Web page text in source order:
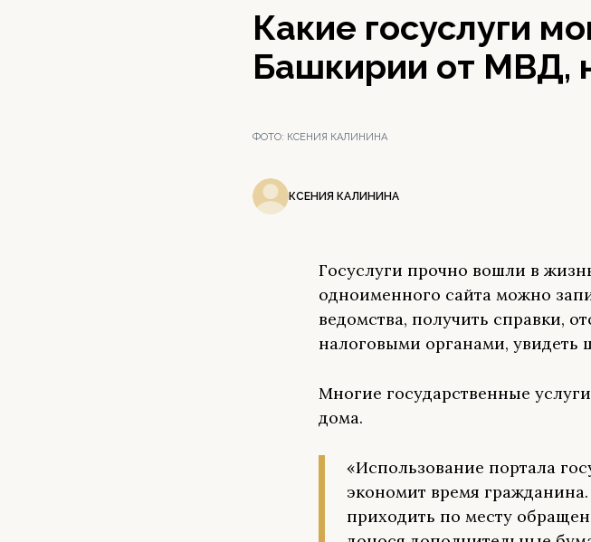
Какие госуслуги
Башкирии от МВД,
ФОТО: КСЕНИЯ КАЛИНИНА
КСЕНИЯ КАЛИНИНА
Госуслуги прочно вошли в
одноименного сайта можно
ведомства, получить справки,
налоговыми органами,
Многие государственные
дома.
«Использование портала
экономит время
приходить по месту